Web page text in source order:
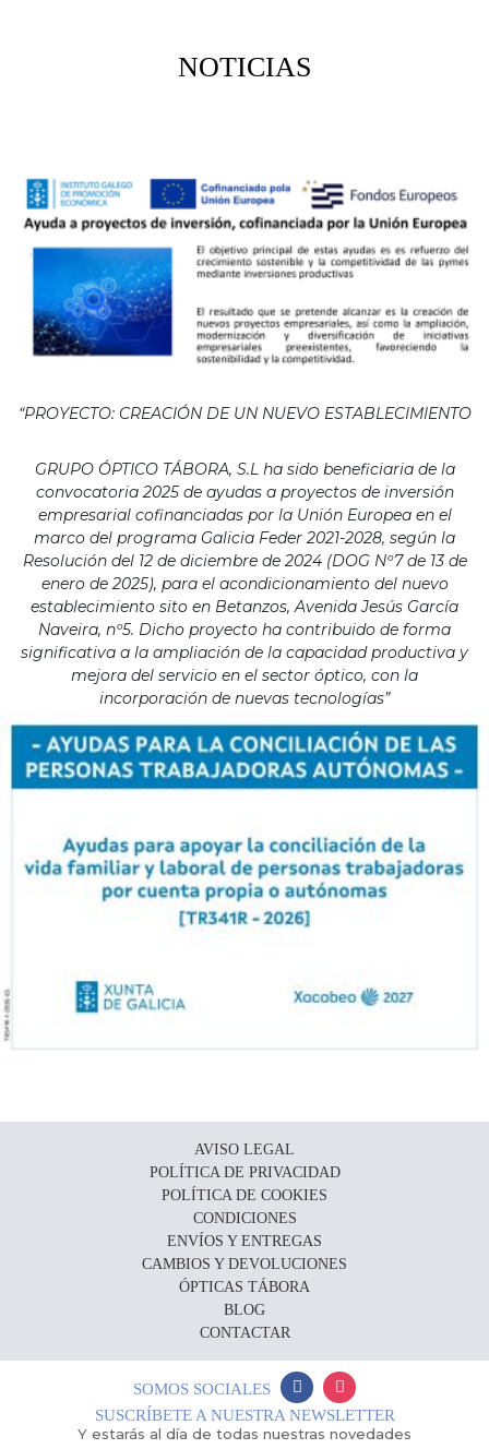
NOTICIAS
“PROYECTO: CREACIÓN DE UN NUEVO ESTABLECIMIENTO
GRUPO ÓPTICO TÁBORA, S.L ha sido beneficiaria de la
convocatoria 2025 de ayudas a proyectos de inversión
empresarial cofinanciadas por la Unión Europea en el
marco del programa Galicia Feder 2021-2028, según la
Resolución del 12 de diciembre de 2024 (DOG Nº7 de 13 de
enero de 2025), para el acondicionamiento del nuevo
establecimiento sito en Betanzos, Avenida Jesús García
Naveira, nº5. Dicho proyecto ha contribuido de forma
significativa a la ampliación de la capacidad productiva y
mejora del servicio en el sector óptico, con la
incorporación de nuevas tecnologías”
AVISO LEGAL
POLÍTICA DE PRIVACIDAD
POLÍTICA DE COOKIES
CONDICIONES
ENVÍOS Y ENTREGAS
CAMBIOS Y DEVOLUCIONES
ÓPTICAS TÁBORA
BLOG
CONTACTAR
SOMOS SOCIALES
SUSCRÍBETE A NUESTRA NEWSLETTER
Y estarás al día de todas nuestras novedades